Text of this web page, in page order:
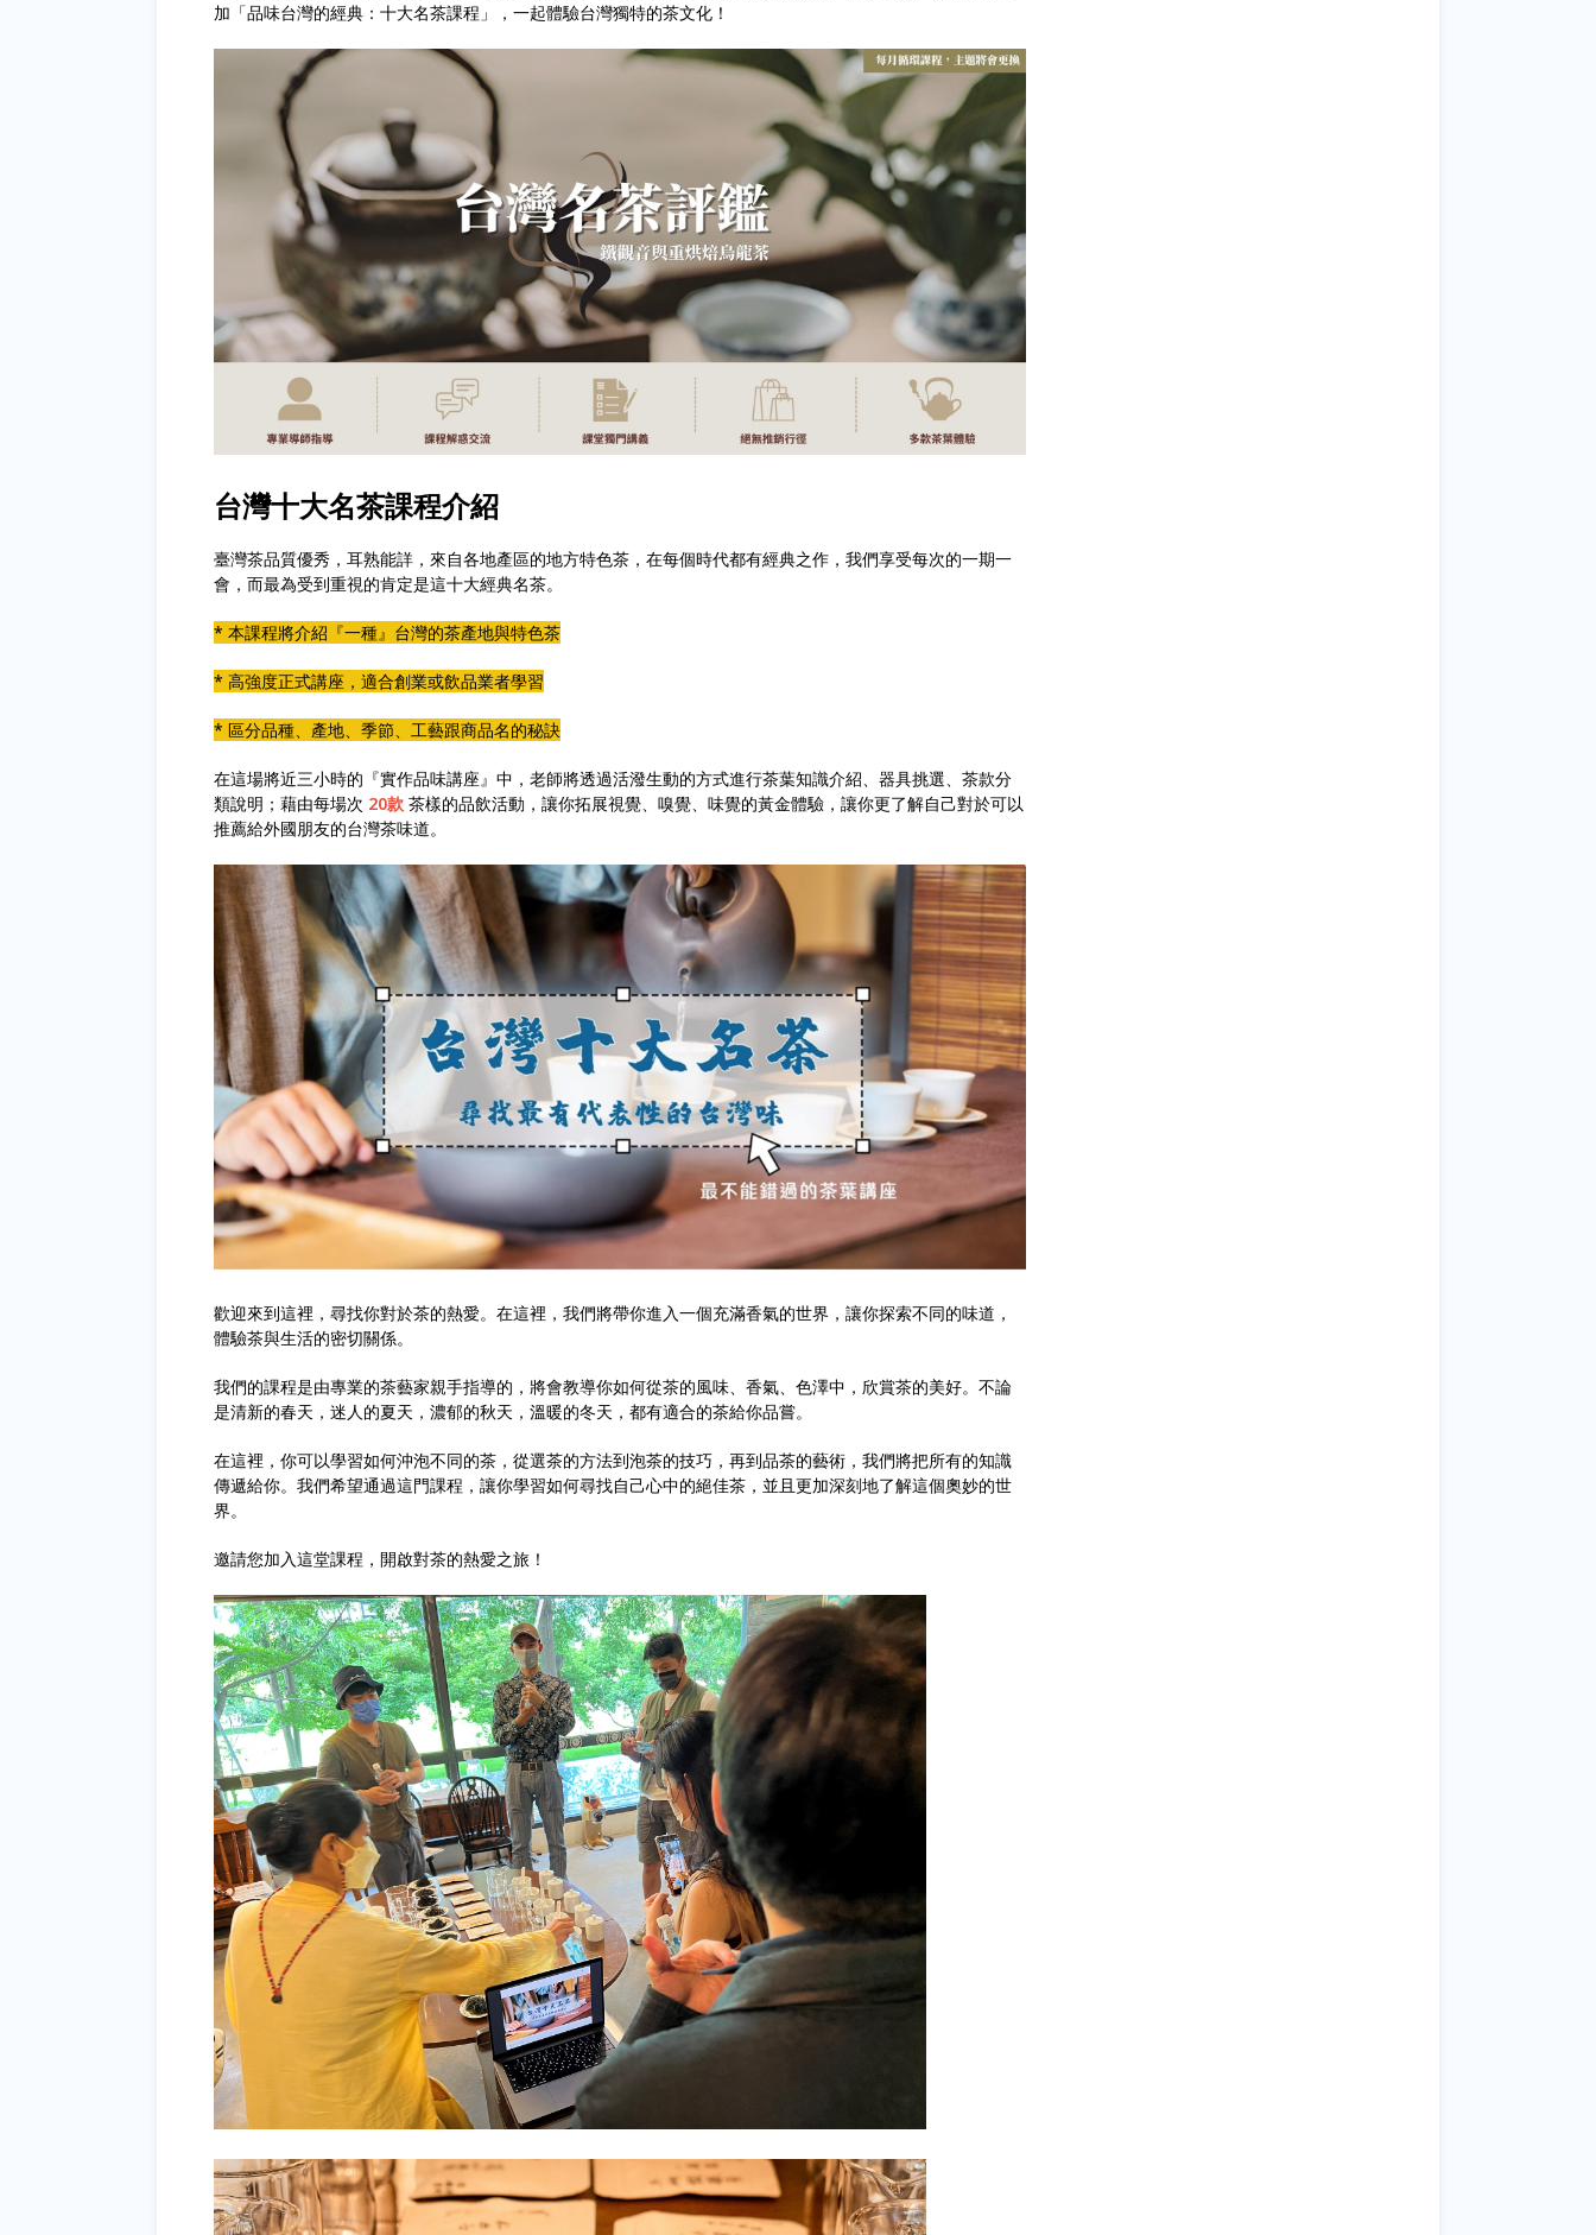
加「品味台灣的經典：十大名茶課程」，一起體驗台灣獨特的茶文化！
台灣十大名茶課程介紹
臺灣茶品質優秀，耳熟能詳，來自各地產區的地方特色茶，在每個時代都有經典之作，我們享受每次的一期一
會，而最為受到重視的肯定是這十大經典名茶。
* 本課程將介紹『一種』台灣的茶產地與特色茶
* 高強度正式講座，適合創業或飲品業者學習
* 區分品種、產地、季節、工藝跟商品名的秘訣
在這場將近三小時的『實作品味講座』中，老師將透過活潑生動的方式進行茶葉知識介紹、器具挑選、茶款分
類說明；藉由每場次 20款 茶樣的品飲活動，讓你拓展視覺、嗅覺、味覺的黃金體驗，讓你更了解自己對於可以
推薦給外國朋友的台灣茶味道。
歡迎來到這裡，尋找你對於茶的熱愛。在這裡，我們將帶你進入一個充滿香氣的世界，讓你探索不同的味道，
體驗茶與生活的密切關係。
我們的課程是由專業的茶藝家親手指導的，將會教導你如何從茶的風味、香氣、色澤中，欣賞茶的美好。不論
是清新的春天，迷人的夏天，濃郁的秋天，溫暖的冬天，都有適合的茶給你品嘗。
在這裡，你可以學習如何沖泡不同的茶，從選茶的方法到泡茶的技巧，再到品茶的藝術，我們將把所有的知識
傳遞給你。我們希望通過這門課程，讓你學習如何尋找自己心中的絕佳茶，並且更加深刻地了解這個奧妙的世
界。
邀請您加入這堂課程，開啟對茶的熱愛之旅！